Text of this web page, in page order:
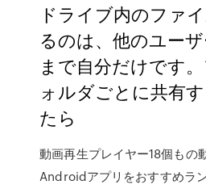
ドライブ内のファ
るのは、他のユー
まで自分だけです
ォルダごとに共有
たら
動画再生プレイヤー18個もの
Androidアプリをおすすめラ